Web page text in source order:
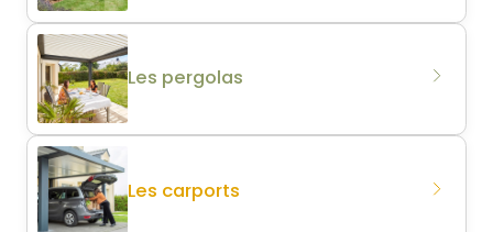
Les pergolas
Les carports